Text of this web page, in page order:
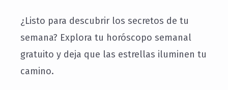
¿Listo para descubrir los secretos de tu
semana? Explora tu horóscopo semanal
gratuito y deja que las estrellas iluminen tu
camino.